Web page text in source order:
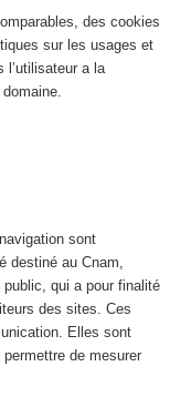
des cookies
sur les usages et
l’utilisateur a la
sont
destiné au Cnam,
qui a pour finalité
des sites. Ces
Elles sont
de mesurer